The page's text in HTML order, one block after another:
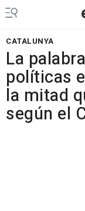
CATALUNYA
La
políticas
la mitad
según el